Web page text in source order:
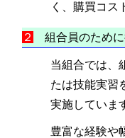
く、購買コス
２ 組合員のために
当組合では、
たは技能実習
実施していま
豊富な経験や